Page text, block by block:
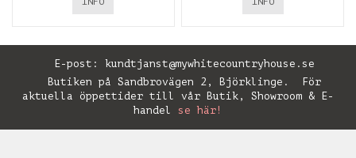
E-post: kundtjanst@mywhitecountryhouse.se
Butiken på Sandbrovägen 2, Björklinge. För
aktuella öppettider till vår Butik, Showroom & E-
handel se här!